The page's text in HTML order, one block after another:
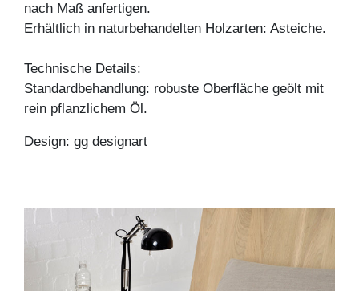
nach Maß anfertigen.
Erhältlich in naturbehandelten Holzarten: Asteiche.
Technische Details:
Standardbehandlung: robuste Oberfläche geölt mit
rein pflanzlichem Öl.
Design: gg designart